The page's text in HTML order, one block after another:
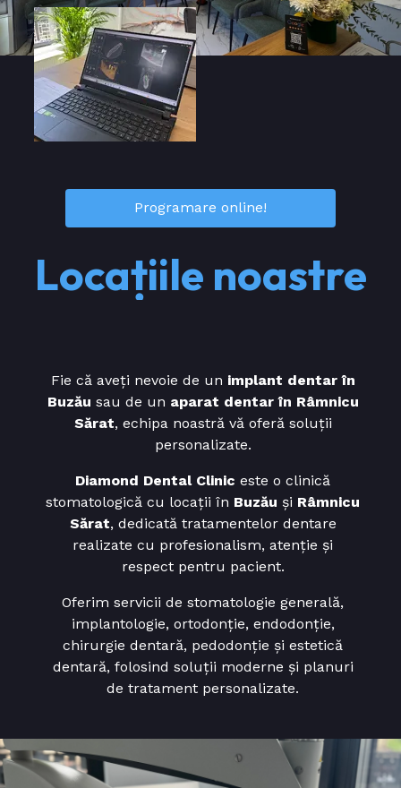
Programare online!
Locațiile noastre
Fie că aveți nevoie de un implant dentar în
Buzău sau de un aparat dentar în Râmnicu
Sărat, echipa noastră vă oferă soluții
personalizate.
Diamond Dental Clinic este o clinică
stomatologică cu locații în Buzău și Râmnicu
Sărat, dedicată tratamentelor dentare
realizate cu profesionalism, atenție și
respect pentru pacient.
Oferim servicii de stomatologie generală,
implantologie, ortodonție, endodonție,
chirurgie dentară, pedodonție și estetică
dentară, folosind soluții moderne și planuri
de tratament personalizate.